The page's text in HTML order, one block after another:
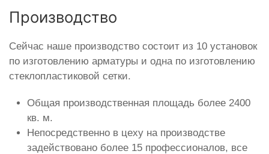
Производство
Сейчас наше производство состоит из 10 установок
по изготовлению арматуры и одна по изготовлению
стеклопластиковой сетки.
Общая производственная площадь более 2400
кв. м.
Непосредственно в цеху на производстве
задействовано более 15 профессионалов, все